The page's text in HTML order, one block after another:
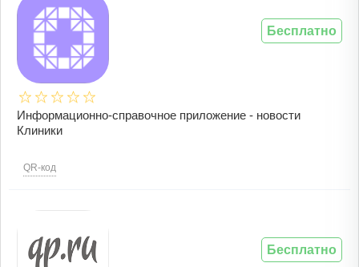
Информационно-справочное приложение - новости
Клиники
QR-код
Бесплатно
Бесплатно